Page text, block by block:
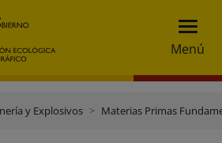
Menú
y Explosivos Materias Primas